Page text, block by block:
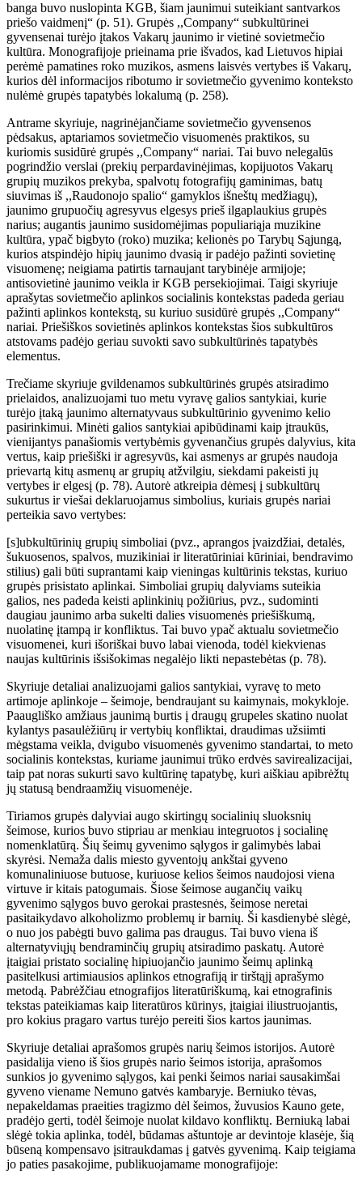
banga buvo nuslopinta KGB, šiam jaunimui suteikiant santvarkos
priešo vaidmenį“ (p. 51). Grupės ,,Company“ subkultūrinei
gyvensenai turėjo įtakos Vakarų jaunimo ir vietinė sovietmečio
kultūra. Monografijoje prieinama prie išvados, kad Lietuvos hipiai
perėmė pamatines roko muzikos, asmens laisvės vertybes iš Vakarų,
kurios dėl informacijos ribotumo ir sovietmečio gyvenimo konteksto
nulėmė grupės tapatybės lokalumą (p. 258).
Antrame skyriuje, nagrinėjančiame sovietmečio gyvensenos
pėdsakus, aptariamos sovietmečio visuomenės praktikos, su
kuriomis susidūrė grupės ,,Company“ nariai. Tai buvo nelegalūs
pogrindžio verslai (prekių perpardavinėjimas, kopijuotos Vakarų
grupių muzikos prekyba, spalvotų fotografijų gaminimas, batų
siuvimas iš ,,Raudonojo spalio“ gamyklos išneštų medžiagų),
jaunimo grupuočių agresyvus elgesys prieš ilgaplaukius grupės
narius; augantis jaunimo susidomėjimas populiariąja muzikine
kultūra, ypač bigbyto (roko) muzika; kelionės po Tarybų Sąjungą,
kurios atspindėjo hipių jaunimo dvasią ir padėjo pažinti sovietinę
visuomenę; neigiama patirtis tarnaujant tarybinėje armijoje;
antisovietinė jaunimo veikla ir KGB persekiojimai. Taigi skyriuje
aprašytas sovietmečio aplinkos socialinis kontekstas padeda geriau
pažinti aplinkos kontekstą, su kuriuo susidūrė grupės ,,Company“
nariai. Priešiškos sovietinės aplinkos kontekstas šios subkultūros
atstovams padėjo geriau suvokti savo subkultūrinės tapatybės
elementus.
Trečiame skyriuje gvildenamos subkultūrinės grupės atsiradimo
prielaidos, analizuojami tuo metu vyravę galios santykiai, kurie
turėjo įtaką jaunimo alternatyvaus subkultūrinio gyvenimo kelio
pasirinkimui. Minėti galios santykiai apibūdinami kaip įtraukūs,
vienijantys panašiomis vertybėmis gyvenančius grupės dalyvius, kita
vertus, kaip priešiški ir agresyvūs, kai asmenys ar grupės naudoja
prievartą kitų asmenų ar grupių atžvilgiu, siekdami pakeisti jų
vertybes ir elgesį (p. 78). Autorė atkreipia dėmesį į subkultūrų
sukurtus ir viešai deklaruojamus simbolius, kuriais grupės nariai
perteikia savo vertybes:
[s]ubkultūrinių grupių simboliai (pvz., aprangos įvaizdžiai, detalės,
šukuosenos, spalvos, muzikiniai ir literatūriniai kūriniai, bendravimo
stilius) gali būti suprantami kaip vieningas kultūrinis tekstas, kuriuo
grupės prisistato aplinkai. Simboliai grupių dalyviams suteikia
galios, nes padeda keisti aplinkinių požiūrius, pvz., sudominti
daugiau jaunimo arba sukelti dalies visuomenės priešiškumą,
nuolatinę įtampą ir konfliktus. Tai buvo ypač aktualu sovietmečio
visuomenei, kuri išoriškai buvo labai vienoda, todėl kiekvienas
naujas kultūrinis išsišokimas negalėjo likti nepastebėtas (p. 78).
Skyriuje detaliai analizuojami galios santykiai, vyravę to meto
artimoje aplinkoje – šeimoje, bendraujant su kaimynais, mokykloje.
Paaugliško amžiaus jaunimą burtis į draugų grupeles skatino nuolat
kylantys pasaulėžiūrų ir vertybių konfliktai, draudimas užsiimti
mėgstama veikla, dvigubo visuomenės gyvenimo standartai, to meto
socialinis kontekstas, kuriame jaunimui trūko erdvės savirealizacijai,
taip pat noras sukurti savo kultūrinę tapatybę, kuri aiškiau apibrėžtų
jų statusą bendraamžių visuomenėje.
Tiriamos grupės dalyviai augo skirtingų socialinių sluoksnių
šeimose, kurios buvo stipriau ar menkiau integruotos į socialinę
nomenklatūrą. Šių šeimų gyvenimo sąlygos ir galimybės labai
skyrėsi. Nemaža dalis miesto gyventojų ankštai gyveno
komunaliniuose butuose, kuriuose kelios šeimos naudojosi viena
virtuve ir kitais patogumais. Šiose šeimose augančių vaikų
gyvenimo sąlygos buvo gerokai prastesnės, šeimose neretai
pasitaikydavo alkoholizmo problemų ir barnių. Ši kasdienybė slėgė,
o nuo jos pabėgti buvo galima pas draugus. Tai buvo viena iš
alternatyviųjų bendraminčių grupių atsiradimo paskatų. Autorė
įtaigiai pristato socialinę hipiuojančio jaunimo šeimų aplinką
pasitelkusi artimiausios aplinkos etnografiją ir tirštąjį aprašymo
metodą. Pabrėžčiau etnografijos literatūriškumą, kai etnografinis
tekstas pateikiamas kaip literatūros kūrinys, įtaigiai iliustruojantis,
pro kokius pragaro vartus turėjo pereiti šios kartos jaunimas.
Skyriuje detaliai aprašomos grupės narių šeimos istorijos. Autorė
pasidalija vieno iš šios grupės nario šeimos istorija, aprašomos
sunkios jo gyvenimo sąlygos, kai penki šeimos nariai sausakimšai
gyveno viename Nemuno gatvės kambaryje. Berniuko tėvas,
nepakeldamas praeities tragizmo dėl šeimos, žuvusios Kauno gete,
pradėjo gerti, todėl šeimoje nuolat kildavo konfliktų. Berniuką labai
slėgė tokia aplinka, todėl, būdamas aštuntoje ar devintoje klasėje, šią
būseną kompensavo įsitraukdamas į gatvės gyvenimą. Kaip teigiama
jo paties pasakojime, publikuojamame monografijoje: